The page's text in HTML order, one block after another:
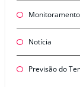
Monitoramento
Notícia
Previsão do